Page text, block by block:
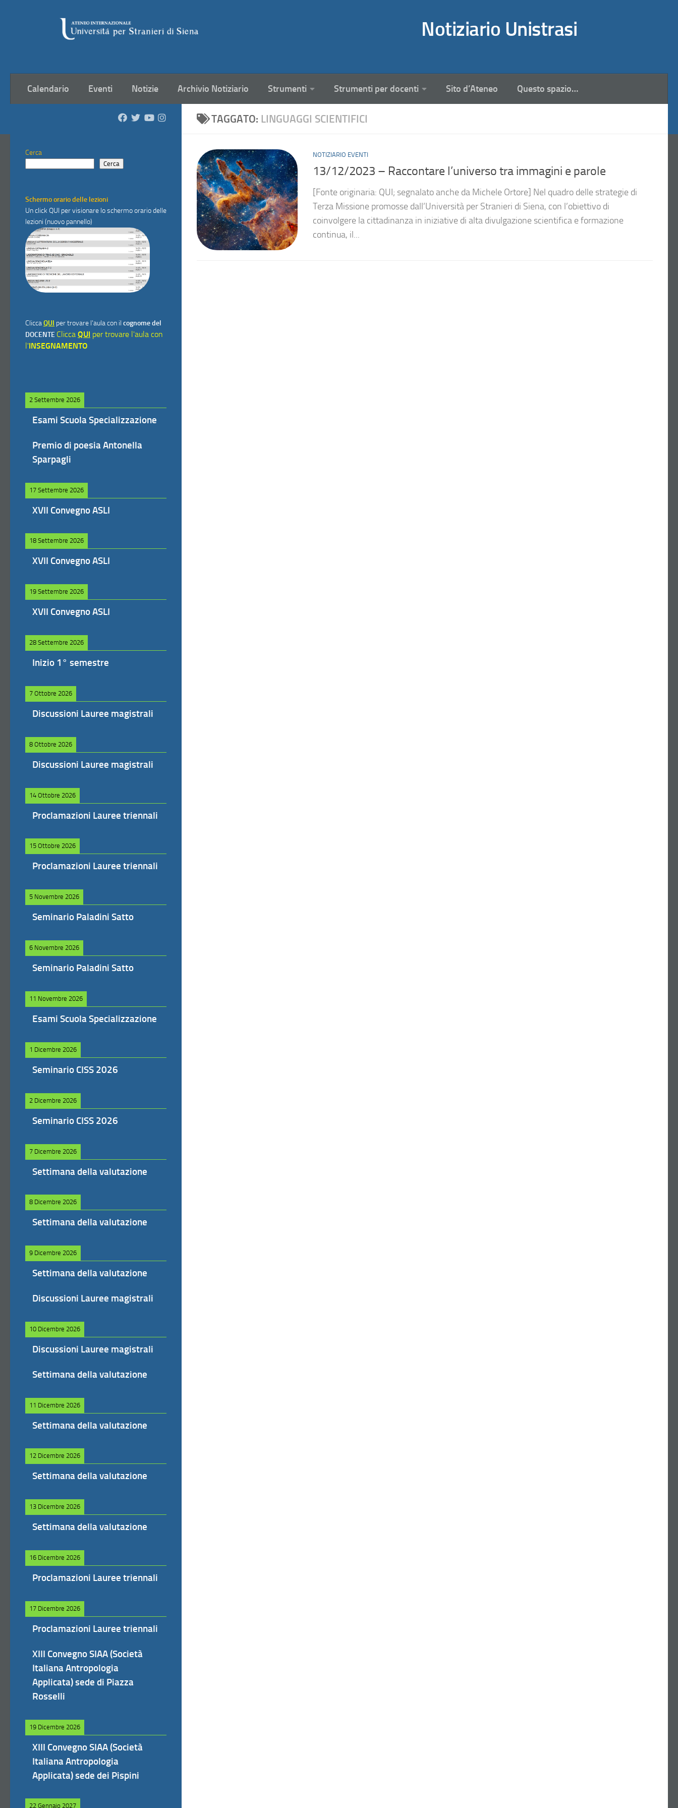
Notiziario Unistrasi
Calendario Eventi Notizie Archivio Notiziario Strumenti Strumenti per docenti Sito d’Ateneo Questo spazio…
TAGGATO: LINGUAGGI SCIENTIFICI
NOTIZIARIO EVENTI
13/12/2023 – Raccontare l’universo tra immagini e parole
[Fonte originaria: QUI; segnalato anche da Michele Ortore] Nel quadro delle strategie di
Terza Missione promosse dall’Università per Stranieri di Siena, con l’obiettivo di
coinvolgere la cittadinanza in iniziative di alta divulgazione scientifica e formazione
continua, il...
Cerca
Cerca
Schermo orario delle lezioni
Un click QUI per visionare lo schermo orario delle
lezioni (nuovo pannello)
CliccaQUI per trovare l'aula con il cognome del
DOCENTE Clicca QUI per trovare l'aula con
l'INSEGNAMENTO
2 Settembre 2026
Esami Scuola Specializzazione
Premio di poesia Antonella
Sparpagli
17 Settembre 2026
XVII Convegno ASLI
18 Settembre 2026
XVII Convegno ASLI
19 Settembre 2026
XVII Convegno ASLI
28 Settembre 2026
Inizio 1° semestre
7 Ottobre 2026
Discussioni Lauree magistrali
8 Ottobre 2026
Discussioni Lauree magistrali
14 Ottobre 2026
Proclamazioni Lauree triennali
15 Ottobre 2026
Proclamazioni Lauree triennali
5 Novembre 2026
Seminario Paladini Satto
6 Novembre 2026
Seminario Paladini Satto
11 Novembre 2026
Esami Scuola Specializzazione
1 Dicembre 2026
Seminario CISS 2026
2 Dicembre 2026
Seminario CISS 2026
7 Dicembre 2026
Settimana della valutazione
8 Dicembre 2026
Settimana della valutazione
9 Dicembre 2026
Settimana della valutazione
Discussioni Lauree magistrali
10 Dicembre 2026
Discussioni Lauree magistrali
Settimana della valutazione
11 Dicembre 2026
Settimana della valutazione
12 Dicembre 2026
Settimana della valutazione
13 Dicembre 2026
Settimana della valutazione
16 Dicembre 2026
Proclamazioni Lauree triennali
17 Dicembre 2026
Proclamazioni Lauree triennali
XIII Convegno SIAA (Società
Italiana Antropologia
Applicata) sede di Piazza
Rosselli
19 Dicembre 2026
XIII Convegno SIAA (Società
Italiana Antropologia
Applicata) sede dei Pispini
22 Gennaio 2027